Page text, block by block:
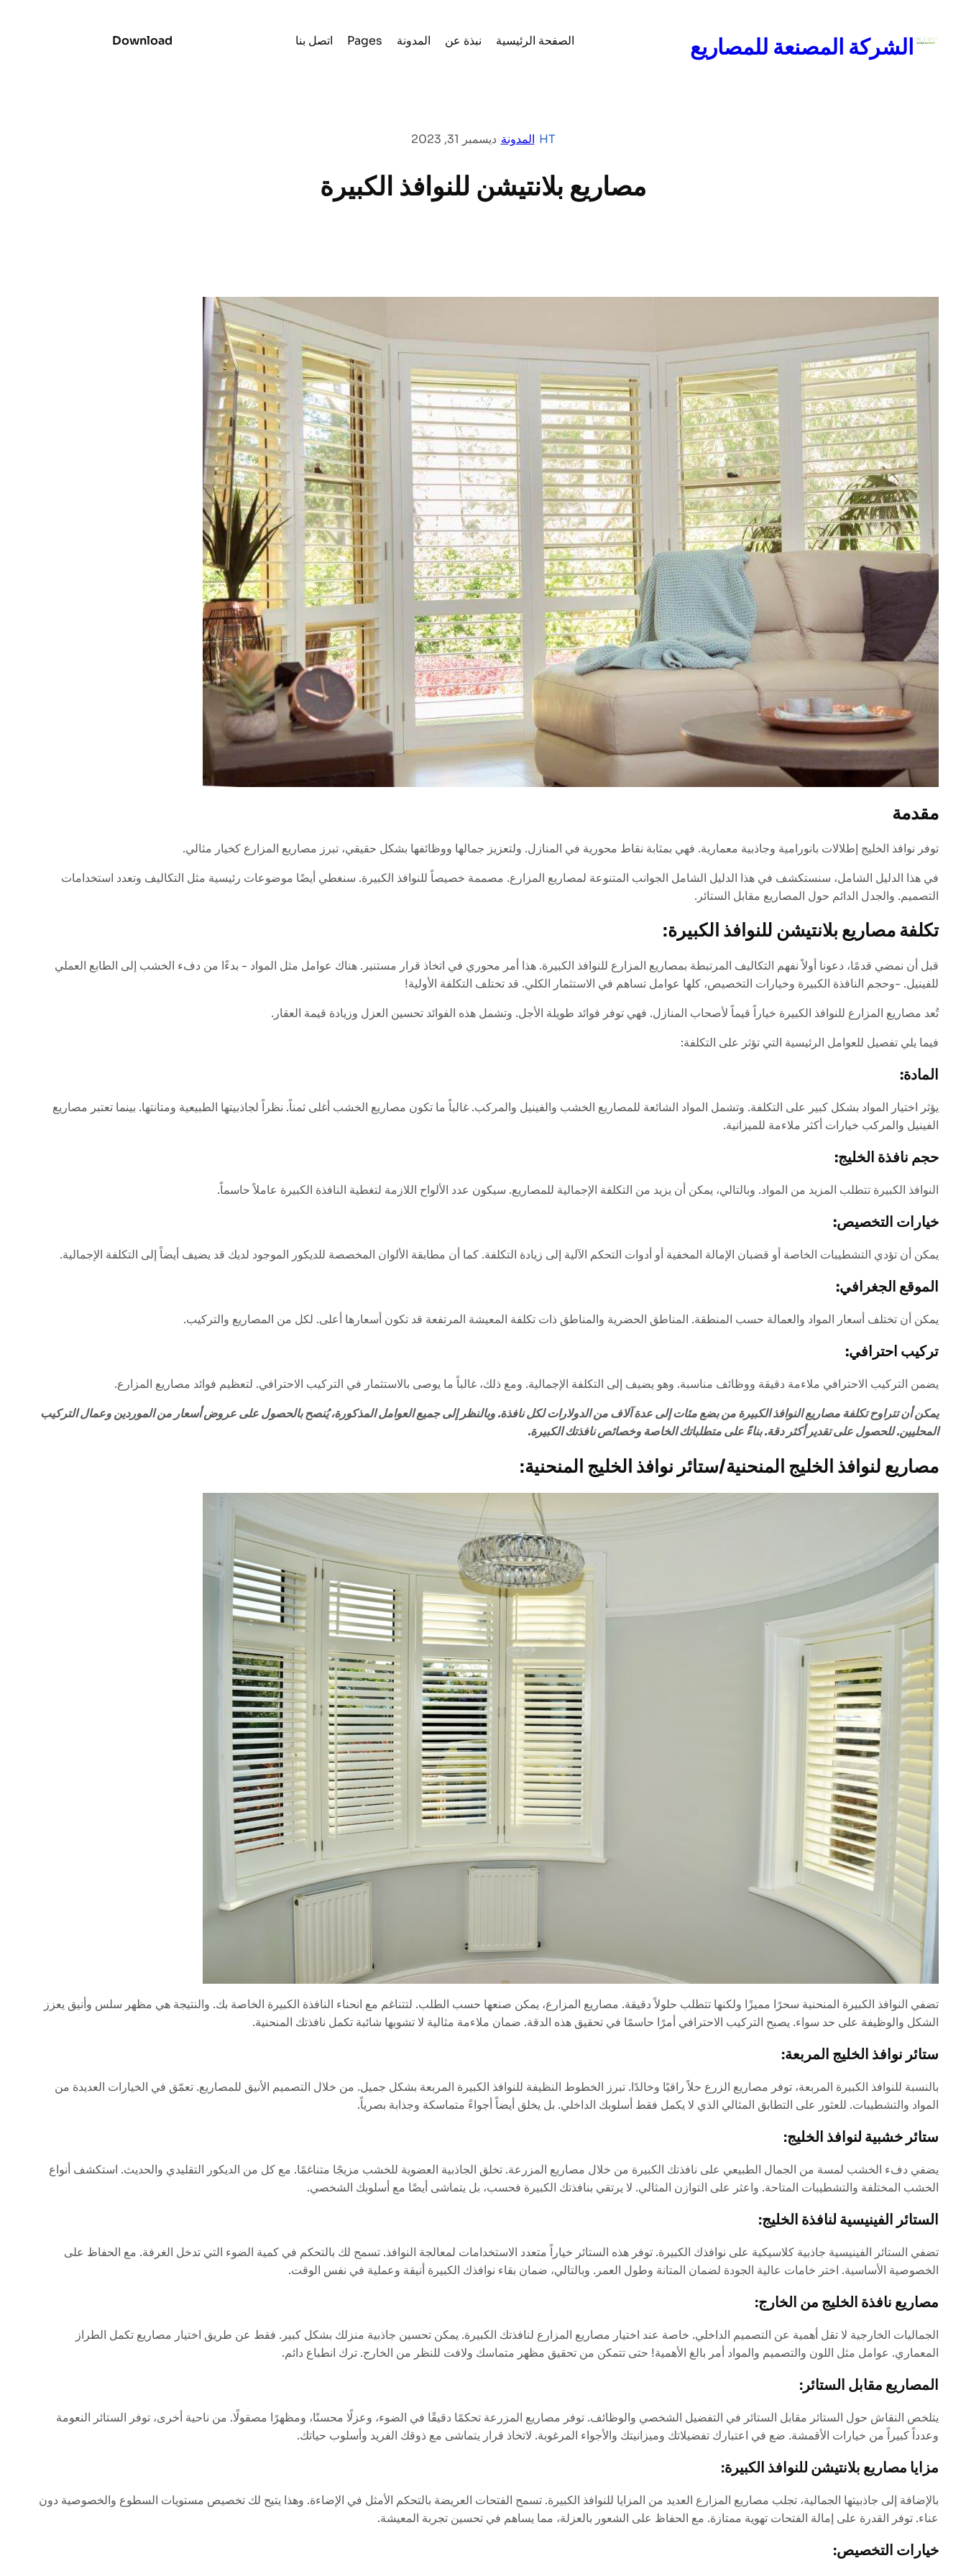
الشركة المصنعة للمصاريع الصفحة الرئيسية نبذة عن المدونة Pages اتصل بنا Download
HT المدونة ديسمبر 31, 2023
مصاريع بلانتيشن للنوافذ الكبيرة
مقدمة
توفر نوافذ الخليج إطلالات بانورامية وجاذبية معمارية. فهي بمثابة نقاط محورية في المنازل. ولتعزيز جمالها ووظائفها بشكل حقيقي، تبرز مصاريع المزارع كخيار مثالي.
في هذا الدليل الشامل، سنستكشف في هذا الدليل الشامل الجوانب المتنوعة لمصاريع المزارع. مصممة خصيصاً للنوافذ الكبيرة. سنغطي أيضًا موضوعات رئيسية مثل التكاليف وتعدد استخدامات
التصميم. والجدل الدائم حول المصاريع مقابل الستائر.
تكلفة مصاريع بلانتيشن للنوافذ الكبيرة:
قبل أن نمضي قدمًا، دعونا أولاً نفهم التكاليف المرتبطة بمصاريع المزارع للنوافذ الكبيرة. هذا أمر محوري في اتخاذ قرار مستنير. هناك عوامل مثل المواد - بدءًا من دفء الخشب إلى الطابع العملي
للفينيل. -وحجم النافذة الكبيرة وخيارات التخصيص، كلها عوامل تساهم في الاستثمار الكلي. قد تختلف التكلفة الأولية!
تُعد مصاريع المزارع للنوافذ الكبيرة خياراً قيماً لأصحاب المنازل. فهي توفر فوائد طويلة الأجل. وتشمل هذه الفوائد تحسين العزل وزيادة قيمة العقار.
فيما يلي تفصيل للعوامل الرئيسية التي تؤثر على التكلفة:
المادة:
يؤثر اختيار المواد بشكل كبير على التكلفة. وتشمل المواد الشائعة للمصاريع الخشب والفينيل والمركب. غالباً ما تكون مصاريع الخشب أغلى ثمناً. نظراً لجاذبيتها الطبيعية ومتانتها. بينما تعتبر مصاريع
الفينيل والمركب خيارات أكثر ملاءمة للميزانية.
حجم نافذة الخليج:
النوافذ الكبيرة تتطلب المزيد من المواد. وبالتالي، يمكن أن يزيد من التكلفة الإجمالية للمصاريع. سيكون عدد الألواح اللازمة لتغطية النافذة الكبيرة عاملاً حاسماً.
خيارات التخصيص:
يمكن أن تؤدي التشطيبات الخاصة أو قضبان الإمالة المخفية أو أدوات التحكم الآلية إلى زيادة التكلفة. كما أن مطابقة الألوان المخصصة للديكور الموجود لديك قد يضيف أيضاً إلى التكلفة الإجمالية.
الموقع الجغرافي:
يمكن أن تختلف أسعار المواد والعمالة حسب المنطقة. المناطق الحضرية والمناطق ذات تكلفة المعيشة المرتفعة قد تكون أسعارها أعلى. لكل من المصاريع والتركيب.
تركيب احترافي:
يضمن التركيب الاحترافي ملاءمة دقيقة ووظائف مناسبة. وهو يضيف إلى التكلفة الإجمالية. ومع ذلك، غالباً ما يوصى بالاستثمار في التركيب الاحترافي. لتعظيم فوائد مصاريع المزارع.
يمكن أن تتراوح تكلفة مصاريع النوافذ الكبيرة من بضع مئات إلى عدة آلاف من الدولارات لكل نافذة. وبالنظر إلى جميع العوامل المذكورة، يُنصح بالحصول على عروض أسعار من الموردين وعمال التركيب
المحليين. للحصول على تقدير أكثر دقة. بناءً على متطلباتك الخاصة وخصائص نافذتك الكبيرة.
مصاريع لنوافذ الخليج المنحنية/ستائر نوافذ الخليج المنحنية:
تضفي النوافذ الكبيرة المنحنية سحرًا مميزًا ولكنها تتطلب حلولاً دقيقة. مصاريع المزارع، يمكن صنعها حسب الطلب. لتتناغم مع انحناء النافذة الكبيرة الخاصة بك. والنتيجة هي مظهر سلس وأنيق يعزز
الشكل والوظيفة على حد سواء. يصبح التركيب الاحترافي أمرًا حاسمًا في تحقيق هذه الدقة. ضمان ملاءمة مثالية لا تشوبها شائبة تكمل نافذتك المنحنية.
ستائر نوافذ الخليج المربعة:
بالنسبة للنوافذ الكبيرة المربعة، توفر مصاريع الزرع حلاً راقيًا وخالدًا. تبرز الخطوط النظيفة للنوافذ الكبيرة المربعة بشكل جميل. من خلال التصميم الأنيق للمصاريع. تعمّق في الخيارات العديدة من
المواد والتشطيبات. للعثور على التطابق المثالي الذي لا يكمل فقط أسلوبك الداخلي. بل يخلق أيضاً أجواءً متماسكة وجذابة بصرياً.
ستائر خشبية لنوافذ الخليج:
يضفي دفء الخشب لمسة من الجمال الطبيعي على نافذتك الكبيرة من خلال مصاريع المزرعة. تخلق الجاذبية العضوية للخشب مزيجًا متناغمًا. مع كل من الديكور التقليدي والحديث. استكشف أنواع
الخشب المختلفة والتشطيبات المتاحة. واعثر على التوازن المثالي. لا يرتقي بنافذتك الكبيرة فحسب، بل يتماشى أيضًا مع أسلوبك الشخصي.
الستائر الفينيسية لنافذة الخليج:
تضفي الستائر الفينيسية جاذبية كلاسيكية على نوافذك الكبيرة. توفر هذه الستائر خياراً متعدد الاستخدامات لمعالجة النوافذ. تسمح لك بالتحكم في كمية الضوء التي تدخل الغرفة. مع الحفاظ على
الخصوصية الأساسية. اختر خامات عالية الجودة لضمان المتانة وطول العمر. وبالتالي، ضمان بقاء نوافذك الكبيرة أنيقة وعملية في نفس الوقت.
مصاريع نافذة الخليج من الخارج:
الجماليات الخارجية لا تقل أهمية عن التصميم الداخلي. خاصة عند اختيار مصاريع المزارع لنافذتك الكبيرة. يمكن تحسين جاذبية منزلك بشكل كبير. فقط عن طريق اختيار مصاريع تكمل الطراز
المعماري. عوامل مثل اللون والتصميم والمواد أمر بالغ الأهمية! حتى تتمكن من تحقيق مظهر متماسك ولافت للنظر من الخارج. ترك انطباع دائم.
المصاريع مقابل الستائر:
يتلخص النقاش حول الستائر مقابل الستائر في التفضيل الشخصي والوظائف. توفر مصاريع المزرعة تحكمًا دقيقًا في الضوء، وعزلًا محسنًا، ومظهرًا مصقولًا. من ناحية أخرى، توفر الستائر النعومة
وعدداً كبيراً من خيارات الأقمشة. ضع في اعتبارك تفضيلاتك وميزانيتك والأجواء المرغوبة. لاتخاذ قرار يتماشى مع ذوقك الفريد وأسلوب حياتك.
مزايا مصاريع بلانتيشن للنوافذ الكبيرة:
بالإضافة إلى جاذبيتها الجمالية، تجلب مصاريع المزارع العديد من المزايا للنوافذ الكبيرة. تسمح الفتحات العريضة بالتحكم الأمثل في الإضاءة. وهذا يتيح لك تخصيص مستويات السطوع والخصوصية دون
عناء. توفر القدرة على إمالة الفتحات تهوية ممتازة. مع الحفاظ على الشعور بالعزلة، مما يساهم في تحسين تجربة المعيشة.
خيارات التخصيص: